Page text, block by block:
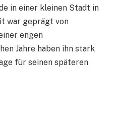
in einer kleinen Stadt in
war geprägt von
engen
Jahre haben ihn stark
für seinen späteren